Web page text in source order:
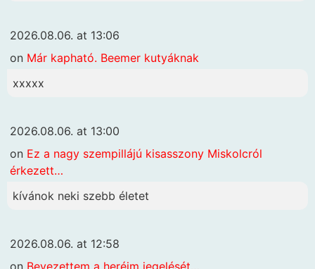
2026.08.06. at 13:06
on Már kapható. Beemer kutyáknak
xxxxx
2026.08.06. at 13:00
on Ez a nagy szempillájú kisasszony Miskolcról
érkezett…
kívánok neki szebb életet
2026.08.06. at 12:58